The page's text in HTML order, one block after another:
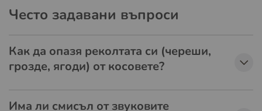
Често задавани въпроси
Как да опазя реколтата си (череши,
грозде, ягоди) от косовете?
Има ли смисъл от звуковите